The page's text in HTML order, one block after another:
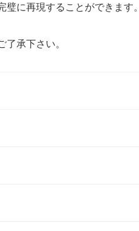
に再現することができます。
承下さい。